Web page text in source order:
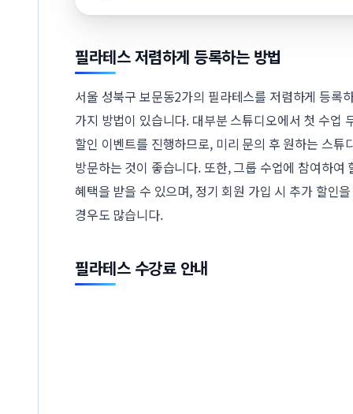
필라테스 저렴하게 등록하는 방법
서울 성북구 보문동2가의 필라테스를 저렴하게 등록
가지 방법이 있습니다. 대부분 스튜디오에서 첫 수업
할인 이벤트를 진행하므로, 미리 문의 후 원하는 스튜
방문하는 것이 좋습니다. 또한, 그룹 수업에 참여하여
혜택을 받을 수 있으며, 정기 회원 가입 시 추가 할인
경우도 많습니다.
필라테스 수강료 안내